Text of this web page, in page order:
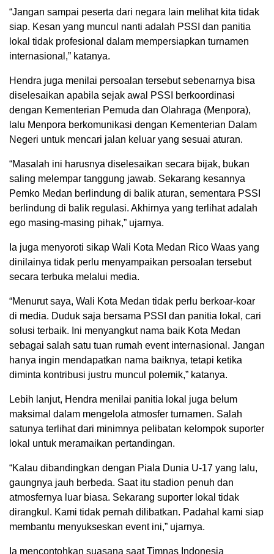
“Jangan sampai peserta dari negara lain melihat kita tidak
siap. Kesan yang muncul nanti adalah PSSI dan panitia
lokal tidak profesional dalam mempersiapkan turnamen
internasional,” katanya.
Hendra juga menilai persoalan tersebut sebenarnya bisa
diselesaikan apabila sejak awal PSSI berkoordinasi
dengan Kementerian Pemuda dan Olahraga (Menpora),
lalu Menpora berkomunikasi dengan Kementerian Dalam
Negeri untuk mencari jalan keluar yang sesuai aturan.
“Masalah ini harusnya diselesaikan secara bijak, bukan
saling melempar tanggung jawab. Sekarang kesannya
Pemko Medan berlindung di balik aturan, sementara PSSI
berlindung di balik regulasi. Akhirnya yang terlihat adalah
ego masing-masing pihak,” ujarnya.
Ia juga menyoroti sikap Wali Kota Medan Rico Waas yang
dinilainya tidak perlu menyampaikan persoalan tersebut
secara terbuka melalui media.
“Menurut saya, Wali Kota Medan tidak perlu berkoar-koar
di media. Duduk saja bersama PSSI dan panitia lokal, cari
solusi terbaik. Ini menyangkut nama baik Kota Medan
sebagai salah satu tuan rumah event internasional. Jangan
hanya ingin mendapatkan nama baiknya, tetapi ketika
diminta kontribusi justru muncul polemik,” katanya.
Lebih lanjut, Hendra menilai panitia lokal juga belum
maksimal dalam mengelola atmosfer turnamen. Salah
satunya terlihat dari minimnya pelibatan kelompok suporter
lokal untuk meramaikan pertandingan.
“Kalau dibandingkan dengan Piala Dunia U-17 yang lalu,
gaungnya jauh berbeda. Saat itu stadion penuh dan
atmosfernya luar biasa. Sekarang suporter lokal tidak
dirangkul. Kami tidak pernah dilibatkan. Padahal kami siap
membantu menyukseskan event ini,” ujarnya.
Ia mencontohkan suasana saat Timnas Indonesia